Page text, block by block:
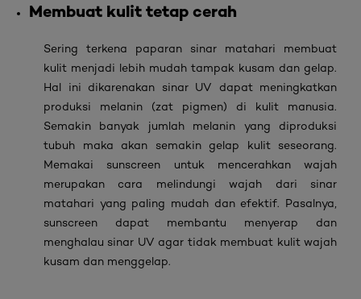
Membuat kulit tetap cerah
Sering terkena paparan sinar matahari membuat
kulit menjadi lebih mudah tampak kusam dan gelap.
Hal ini dikarenakan sinar UV dapat meningkatkan
produksi melanin (zat pigmen) di kulit manusia.
Semakin banyak jumlah melanin yang diproduksi
tubuh maka akan semakin gelap kulit seseorang.
Memakai sunscreen untuk mencerahkan wajah
merupakan cara melindungi wajah dari sinar
matahari yang paling mudah dan efektif. Pasalnya,
sunscreen dapat membantu menyerap dan
menghalau sinar UV agar tidak membuat kulit wajah
kusam dan menggelap.